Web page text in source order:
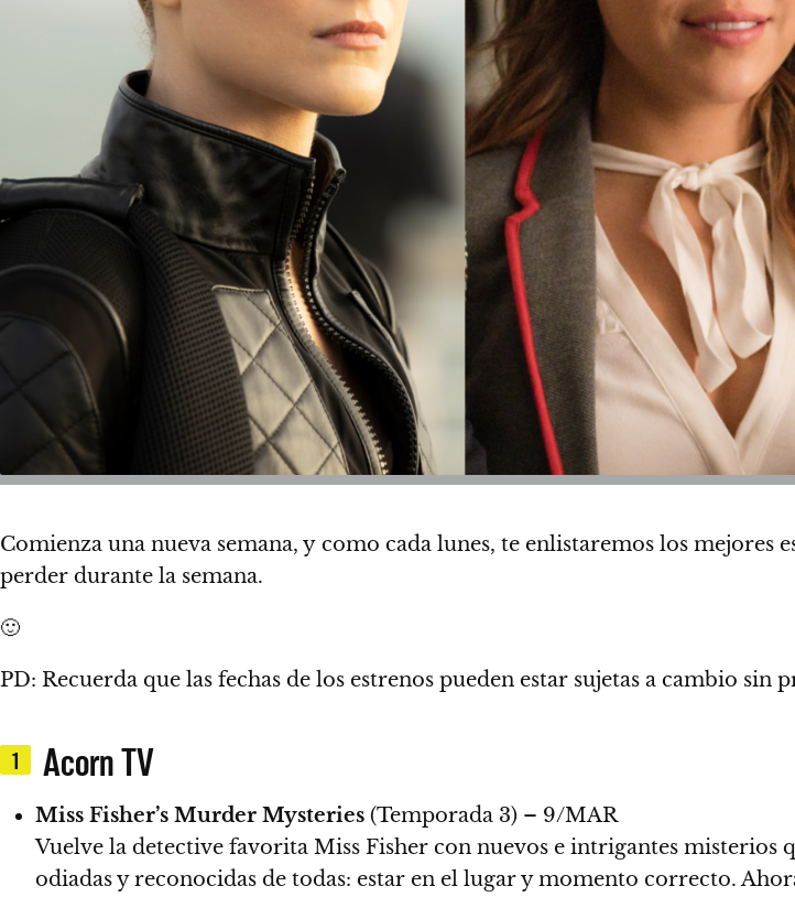
Comienza una nueva semana, y como cada lunes, te enlistaremos los mejores
perder durante la semana.
🙂
PD: Recuerda que las fechas de los estrenos pueden estar sujetas a cambio sin
1 Acorn TV
Miss Fisher’s Murder Mysteries (Temporada 3) – 9/MAR
Vuelve la detective favorita Miss Fisher con nuevos e intrigantes misterios
odiadas y reconocidas de todas: estar en el lugar y momento correcto.